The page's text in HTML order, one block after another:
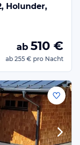
Holunder,
ab 510 €
ab 255 € pro Nacht